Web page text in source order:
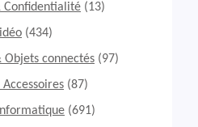
Confidentialité (13)
(434)
Objets connectés (97)
Accessoires (87)
(691)